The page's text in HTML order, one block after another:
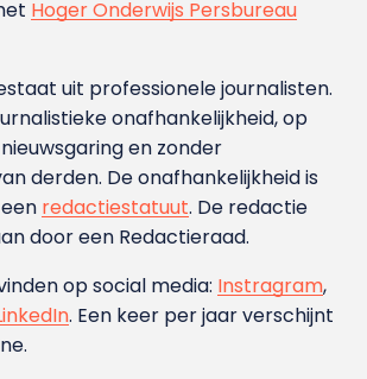
Hoger Onderwijs Persbureau
uit professionele journalisten.
onafhankelijkheid, op
en zonder
derden. De onafhankelijkheid is
redactiestatuut. De redactie
door een Redactieraad.
op social media: Instragram,
. Een keer per jaar verschijnt